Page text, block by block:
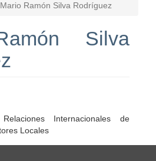
Mario Ramón Silva Rodríguez
Silva
Internacionales de
Locales